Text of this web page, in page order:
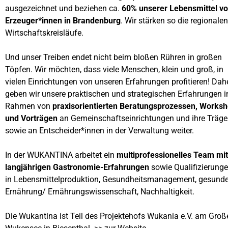
ausgezeichnet und beziehen ca. 60% unserer Lebens­mittel
Er­zeu­ger­*innen in Brandenburg. Wir stärken so die regionalen
Wirtschafts­kreisläufe.
Und unser Treiben endet nicht beim bloßen Rühren in großen
Töpfen. Wir möchten, dass viele Menschen, klein und groß, in
vielen Einrichtungen von unseren Erfah­rungen profi­tieren!
geben wir unsere praktischen und strategischen Erfahrungen
Rahmen von praxis­orien­tierten Bera­tungs­prozessen,
und Vor­trägen an Gemein­schafts­ein­rich­tungen und ihre
sowie an Ent­schei­der*innen in der Verwaltung weiter.
In der WUKANTINA arbeitet ein multi­­profes­sionelles Team mit
langjährigen Gastro­nomie-Erfahrungen sowie
in Lebensmittelproduktion, Gesund­heits­mana­gement,
Ernährung/ Ernährungs­wissenschaft, Nachhaltigkeit.
Die Wukantina ist Teil des Projektehofs Wukania e.V. am